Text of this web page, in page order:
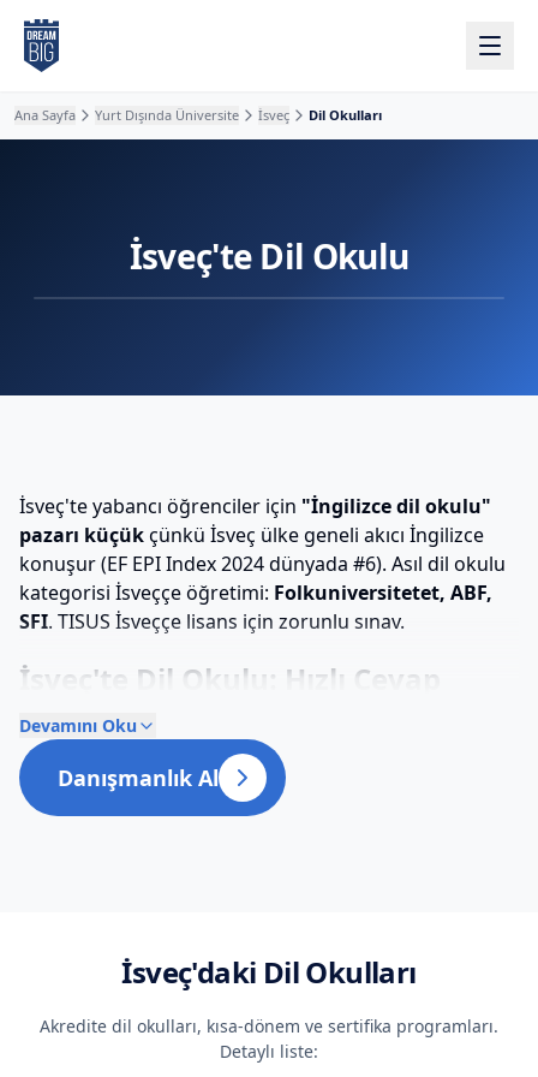
Ana içeriğe atla
Ana Sayfa Yurt Dışında Üniversite İsveç Dil Okulları
İsveç'te Dil Okulu
İsveç'te yabancı öğrenciler için "İngilizce dil okulu"
pazarı küçükçünkü İsveç ülke geneli akıcı İngilizce
konuşur (EF EPI Index 2024 dünyada #6). Asıl dil okulu
kategorisi İsveççe öğretimi: Folkuniversitetet, ABF,
SFI. TISUS İsveççe lisans için zorunlu sınav.
İsveç'te Dil Okulu: Hızlı Cevap
Süre:2 hafta – 12 ay (genelde 4-12 hafta intensive
İsveççe)
Yaş:
sadece "dil okulu" amaçlı residence permit verilmez
(Folkhögskola gibi 1+ yıl program gerekir)
Popüler şehirler:Stockholm, Göteborg, Lund, Uppsala
Devamını Oku
Danışmanlık Al
İsveç'daki Dil Okulları
Akredite dil okulları, kısa-dönem ve sertifika programları.
Detaylı liste: